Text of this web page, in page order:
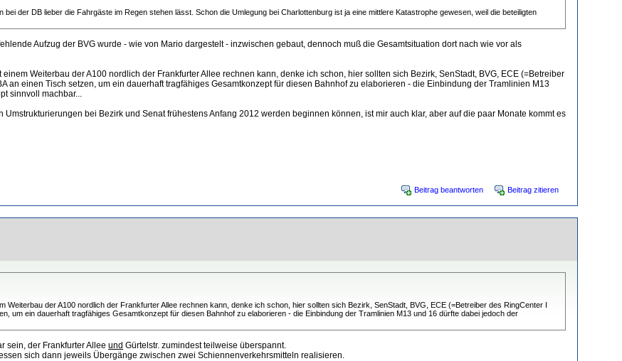
der DB lieber die Fahrgäste im Regen stehen lässt. Schon die Umlegung bei Charlottenburg ist ja eine mittlere Katastrophe gewesen, weil die beteiligten
Aufzug der BVG wurde - wie von Mario dargestelt - inzwischen gebaut, dennoch muß die Gesamtsituation dort nach wie vor als
Weiterbau der A100 nordlich der Frankfurter Allee rechnen kann, denke ich schon, hier sollten sich Bezirk, SenStadt, BVG, ECE (=Betreiber
an einen Tisch setzen, um ein dauerhaft tragfähiges Gesamtkonzept für diesen Bahnhof zu elaborieren - die Einbindung der Tramlinien M13
sinnvoll machbar...
bei Bezirk und Senat frühestens Anfang 2012 werden beginnen können, ist mir auch klar, aber auf die paar Monate kommt es
Beitrag beantworten Beitrag zitieren
der A100 nordlich der Frankfurter Allee rechnen kann, denke ich schon, hier sollten sich Bezirk, SenStadt, BVG, ECE (=Betreiber des RingCenter I
um ein dauerhaft tragfähiges Gesamtkonzept für diesen Bahnhof zu elaborieren - die Einbindung der Tramlinien M13 und 16 dürfte dabei jedoch der
sein, der Frankfurter Allee und Gürtelstr. zumindest teilweise überspannt.
sich dann jeweils Übergänge zwischen zwei Schiennenverkehrsmitteln realisieren.